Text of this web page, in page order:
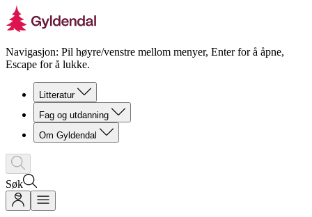
Navigasjon: Pil høyre/venstre mellom menyer, Enter for å åpne,
Escape for å lukke.
Litteratur
Fag og utdanning
Om Gyldendal
Søk